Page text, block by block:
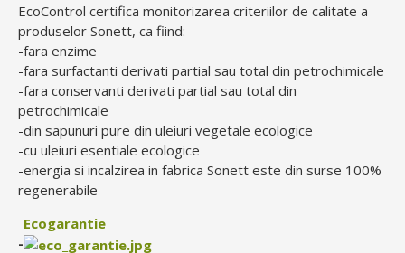
EcoControl certifica monitorizarea criteriilor de calitate a
produselor Sonett, ca fiind:
-fara enzime
-fara surfactanti derivati partial sau total din petrochimicale
-fara conservanti derivati partial sau total din
petrochimicale
-din sapunuri pure din uleiuri vegetale ecologice
-cu uleiuri esentiale ecologice
-energia si incalzirea in fabrica Sonett este din surse 100%
regenerabile
-
Ecogarantie